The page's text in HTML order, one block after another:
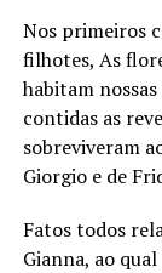
Nos primeiros
filhotes, As
habitam
contidas as
sobreviveram
Giorgio e de
Fatos todos
Gianna, ao